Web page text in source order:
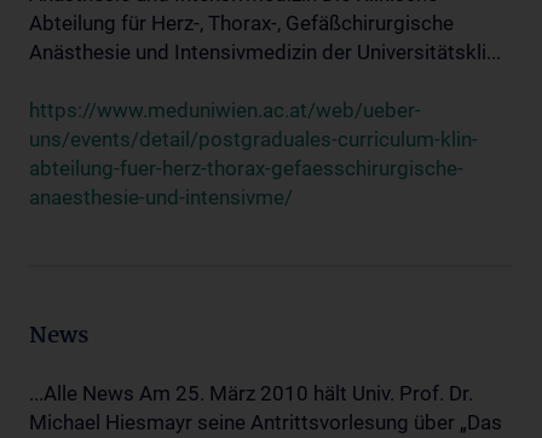
Abteilung für Herz-, Thorax-, Gefäßchirurgische
Anästhesie und Intensivmedizin der Universitätskli...
https://www.meduniwien.ac.at/web/ueber-
uns/events/detail/postgraduales-curriculum-klin-
abteilung-fuer-herz-thorax-gefaesschirurgische-
anaesthesie-und-intensivme/
News
...Alle News Am 25. März 2010 hält Univ. Prof. Dr.
Michael Hiesmayr seine Antrittsvorlesung über „Das